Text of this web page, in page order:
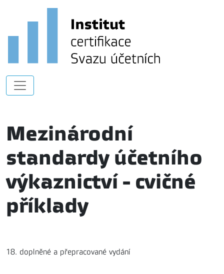
Mezinárodní
standardy účetního
výkaznictví - cvičné
příklady
18. doplněné a přepracované vydání